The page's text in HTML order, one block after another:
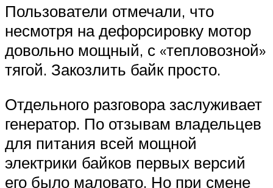
Пользователи отмечали, что
несмотря на дефорсировку мотор
довольно мощный, с «тепловозной»
тягой. Закозлить байк просто.
Отдельного разговора заслуживает
генератор. По отзывам владельцев
для питания всей мощной
электрики байков первых версий
его было маловато. Но при смене